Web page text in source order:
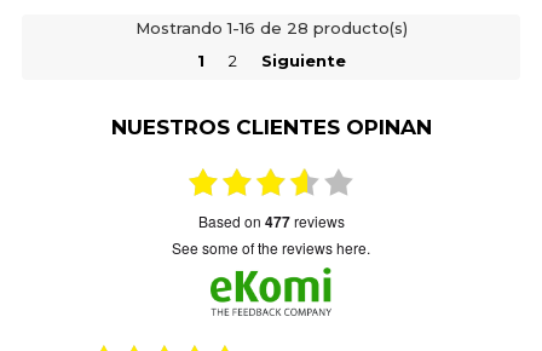
Mostrando 1-16 de 28 producto(s)
1
2 Siguiente
NUESTROS CLIENTES OPINAN
based on 477reviews
see some of the reviews here.